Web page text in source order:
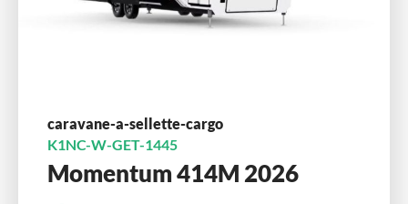
caravane-a-sellette-cargo
K1NC-W-GET-1445
Momentum 414M 2026